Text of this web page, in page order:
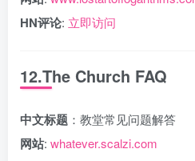
HN评论: 立即访问
12.The Church FAQ
中文标题 ：教堂常见问题解答
网站: whatever.scalzi.com